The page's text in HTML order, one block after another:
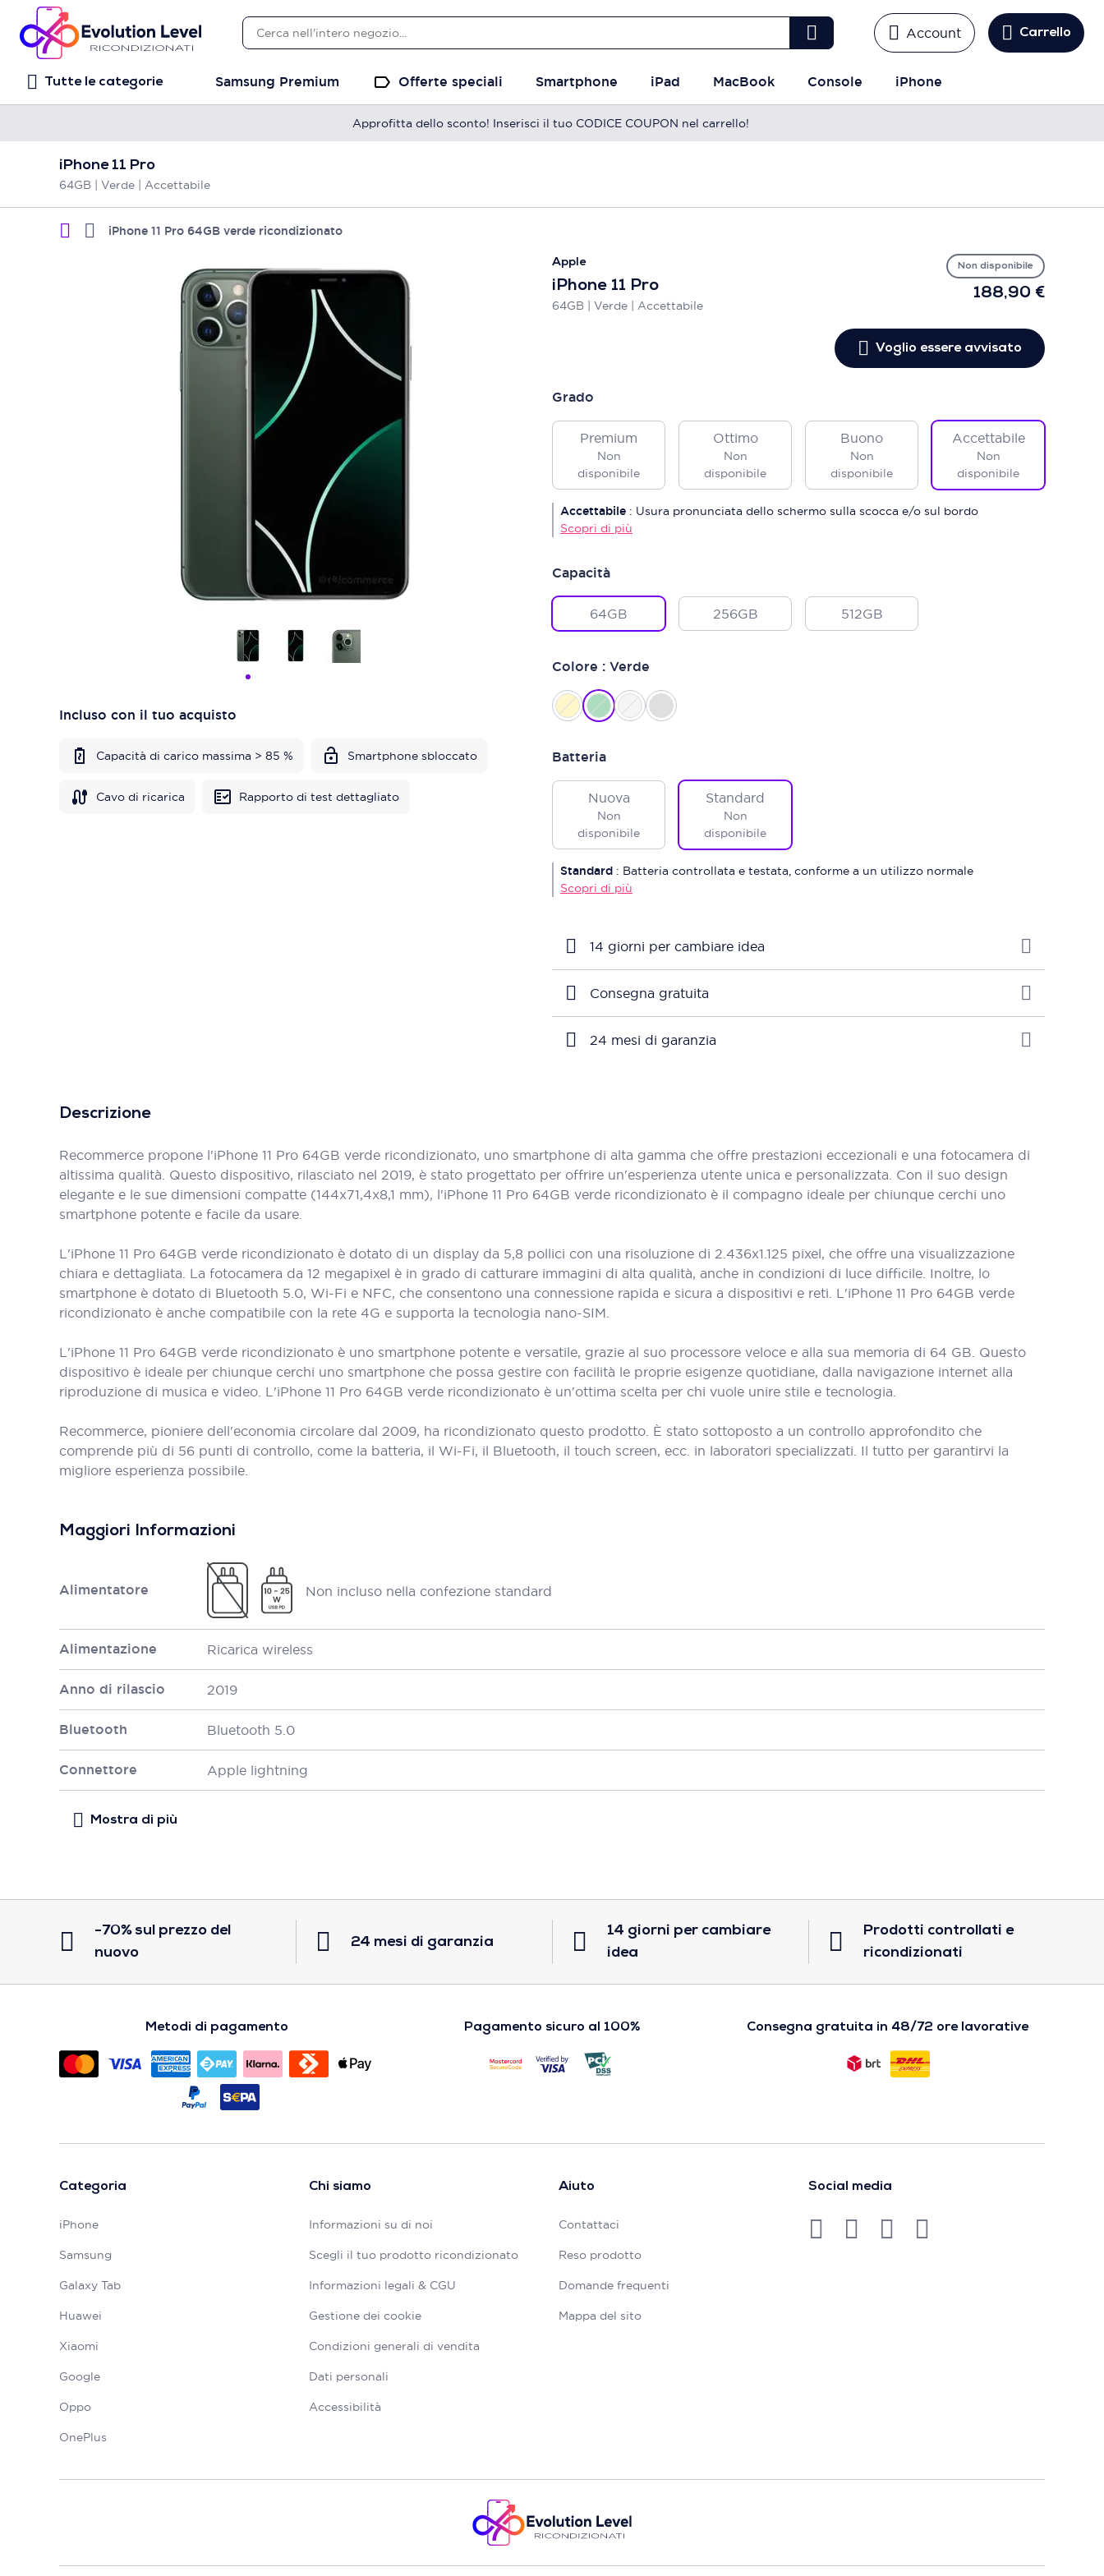
Account Carrello
Tutte le categorie Samsung Premium Offerte speciali Smartphone iPad MacBook Console iPhone
Approfitta dello sconto! Inserisci il tuo CODICE COUPON nel carrello!
iPhone 11 Pro
64GB | Verde | Accettabile
iPhone 11 Pro 64GB verde ricondizionato
Apple
iPhone 11 Pro
64GB | Verde | Accettabile
Non disponibile
Incluso con il tuo acquisto
Capacità di carico massima > 85 % Smartphone sbloccato
Cavo di ricarica Rapporto di test dettagliato
188,90 €
Voglio essere avvisato
Grado
Premium
Non
disponibile
Ottimo
Non
disponibile
Buono
Non
disponibile
Accettabile
Non
disponibile
Accettabile : Usura pronunciata dello schermo sulla scocca e/o sul bordo
Scopri di più
Capacità
64GB 256GB 512GB
Colore : Verde
Batteria
Nuova
Non
disponibile
Standard
Non
disponibile
Standard : Batteria controllata e testata, conforme a un utilizzo normale
Scopri di più
14 giorni per cambiare idea
Consegna gratuita
24 mesi di garanzia
Descrizione
Recommerce propone l'iPhone 11 Pro 64GB verde ricondizionato, uno smartphone di alta gamma che offre prestazioni eccezionali e una fotocamera di
altissima qualità. Questo dispositivo, rilasciato nel 2019, è stato progettato per offrire un'esperienza utente unica e personalizzata. Con il suo design
elegante e le sue dimensioni compatte (144x71,4x8,1 mm), l'iPhone 11 Pro 64GB verde ricondizionato è il compagno ideale per chiunque cerchi uno
smartphone potente e facile da usare.
L'iPhone 11 Pro 64GB verde ricondizionato è dotato di un display da 5,8 pollici con una risoluzione di 2.436x1.125 pixel, che offre una visualizzazione
chiara e dettagliata. La fotocamera da 12 megapixel è in grado di catturare immagini di alta qualità, anche in condizioni di luce difficile. Inoltre, lo
smartphone è dotato di Bluetooth 5.0, Wi-Fi e NFC, che consentono una connessione rapida e sicura a dispositivi e reti. L'iPhone 11 Pro 64GB verde
ricondizionato è anche compatibile con la rete 4G e supporta la tecnologia nano-SIM.
L'iPhone 11 Pro 64GB verde ricondizionato è uno smartphone potente e versatile, grazie al suo processore veloce e alla sua memoria di 64 GB. Questo
dispositivo è ideale per chiunque cerchi uno smartphone che possa gestire con facilità le proprie esigenze quotidiane, dalla navigazione internet alla
riproduzione di musica e video. L'iPhone 11 Pro 64GB verde ricondizionato è un'ottima scelta per chi vuole unire stile e tecnologia.
Recommerce, pioniere dell'economia circolare dal 2009, ha ricondizionato questo prodotto. È stato sottoposto a un controllo approfondito che
comprende più di 56 punti di controllo, come la batteria, il Wi-Fi, il Bluetooth, il touch screen, ecc. in laboratori specializzati. Il tutto per garantirvi la
migliore esperienza possibile.
Maggiori Informazioni
Alimentatore Non incluso nella confezione standard
Alimentazione Ricarica wireless
Anno di rilascio 2019
Bluetooth Bluetooth 5.0
Connettore Apple lightning
-70% sul prezzo del
nuovo
24 mesi di garanzia
14 giorni per cambiare
idea
Prodotti controllati e
ricondizionati
Metodi di pagamento Pagamento sicuro al 100% Consegna gratuita in 48/72 ore lavorative
Categoria
iPhone
Samsung
Galaxy Tab
Huawei
Xiaomi
Google
Oppo
OnePlus
Chi siamo
Informazioni su di noi
Scegli il tuo prodotto ricondizionato
Informazioni legali & CGU
Gestione dei cookie
Condizioni generali di vendita
Dati personali
Accessibilità
Aiuto
Contattaci
Reso prodotto
Domande frequenti
Mappa del sito
Social media